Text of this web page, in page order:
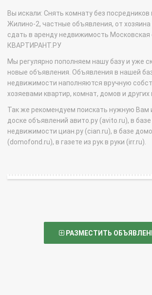
Вы искали: Снять комнату без посредников
Жилино-2, частные объявления, от хозяина
сдать в аренду недвижимость Московская
КВАРТИРАНТ.РУ
Мы регулярно пополняем нашу базу и уже
новые объявления. Объявления в нашей
недвижимости наполняются вручную
хозяевами квартир, комнат, домов и
Так же рекомендуем поискать нужную
доске объявлений авито.ру (avito.ru), в базе
недвижимости циан.ру (cian.ru), в базе
(domofond.ru), в газете из рук в руки (irr.ru).
РАЗМЕСТИТЬ